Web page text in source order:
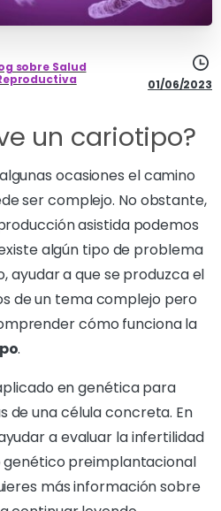
sobre Salud
01/06/2023
un cariotipo?
ocasiones el camino
ser complejo. No obstante,
asistida podemos
algún tipo de problema
ayudar a que se produzca el
de un tema complejo pero
cómo funciona la
.
en genética para
de una célula concreta. En
a evaluar la infertilidad
genético preimplantacional
más información sobre